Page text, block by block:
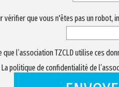
vérifier que vous n'êtes pas un robot,
que l’association TZCLD utilise ces
La politique de confidentialité de